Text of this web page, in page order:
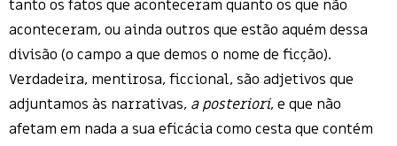
tanto os fatos que aconteceram quanto os que não
aconteceram, ou ainda outros que estão aquém dessa
divisão (o campo a que demos o nome de ficção).
Verdadeira, mentirosa, ficcional, são adjetivos que
adjuntamos às narrativas, a posteriori, e que não
afetam em nada a sua eficácia como cesta que contém